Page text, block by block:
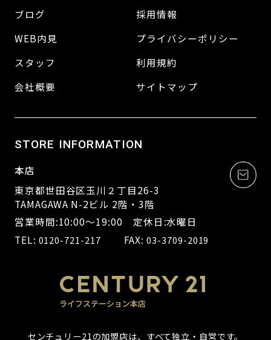
ブログ
WEB内見
スタッフ
会社概要
採用情報
プライバシーポリシー
利用規約
サイトマップ
STORE INFORMATION
本店
東京都世田谷区玉川２丁目26-3
TAMAGAWA N-2ビル 2階・3階
営業時間:10:00～19:00 定休日:水曜日
TEL: 0120-721-217 FAX:03-3709-2019
センチュリー21の加盟店は、すべて独立・自営です。